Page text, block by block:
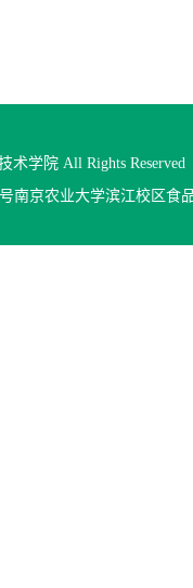
术学院 All Rights Reserved
南京农业大学滨江校区食